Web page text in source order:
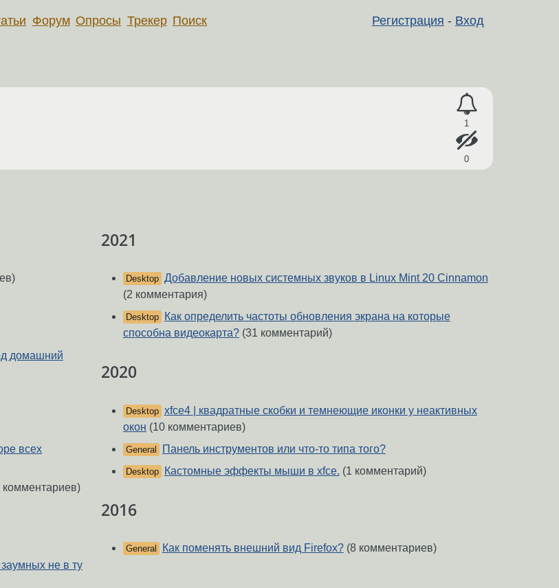
Регистрация - Вход
Форум Опросы Трекер Поиск
1
0
домашний
всех
комментариев)
не в ту
2021
Desktop Добавление новых системных звуков в Linux Mint 20 Cinnamon
(2 комментария)
Desktop
Как определить частоты обновления экрана на которые
способна видеокарта?(31 комментарий)
2020
Desktop xfce4 | квадратные скобки и темнеющие иконки у неактивных
окон (10 комментариев)
General Панель инструментов или что-то типа того?
Desktop Кастомные эффекты мыши в xfce. (1 комментарий)
2016
General Как поменять внешний вид Firefox?(8 комментариев)